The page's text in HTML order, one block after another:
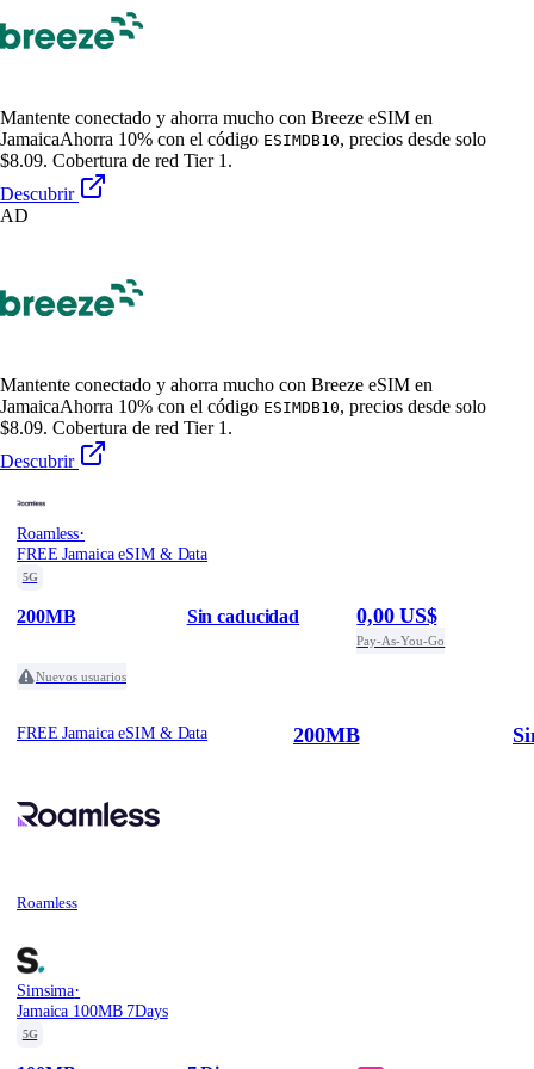
Mantente conectado y ahorra mucho con Breeze eSIM en
JamaicaAhorra 10% con el código ESIMDB10, precios desde solo
$8.09. Cobertura de red Tier 1.
Descubrir
AD
Mantente conectado y ahorra mucho con Breeze eSIM en
JamaicaAhorra 10% con el código ESIMDB10, precios desde solo
$8.09. Cobertura de red Tier 1.
Descubrir
Roamless·
FREE Jamaica eSIM & Data
5G
200MB Sin caducidad 0,00 US$
Pay-As-You-Go
Nuevos usuarios
FREE Jamaica eSIM & Data
Roamless
200MB
Simsima·
Jamaica 100MB 7Days
5G